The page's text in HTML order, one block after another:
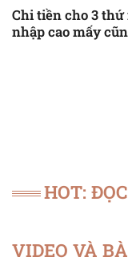
Chi tiền cho 3
nhập cao mấy
HOT:
VIDEO VÀ